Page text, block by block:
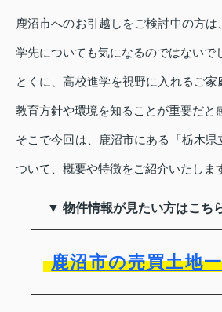
鹿沼市へのお引越しをご検討中の方は
学先についても気になるのではないで
とくに、高校進学を視野に入れるご
教育方針や環境を知ることが重要だと
そこで今回は、鹿沼市にある「栃木県
ついて、概要や特徴をご紹介いたしま
▼ 物件情報が見たい方はこち
鹿沼市の売買土地